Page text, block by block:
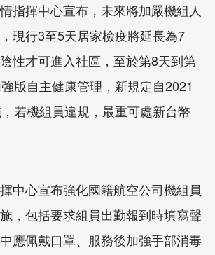
指揮中心宣布，未來將加嚴機組人
現行3至5天居家檢疫將延長為7
性才可進入社區，至於第8天到第
版自主健康管理，新規定自2021
若機組員違規，最重可處新台幣
中心宣布強化國籍航空公司機組員
，包括要求組員出勤報到時填寫聲
應佩戴口罩、服務後加強手部消毒